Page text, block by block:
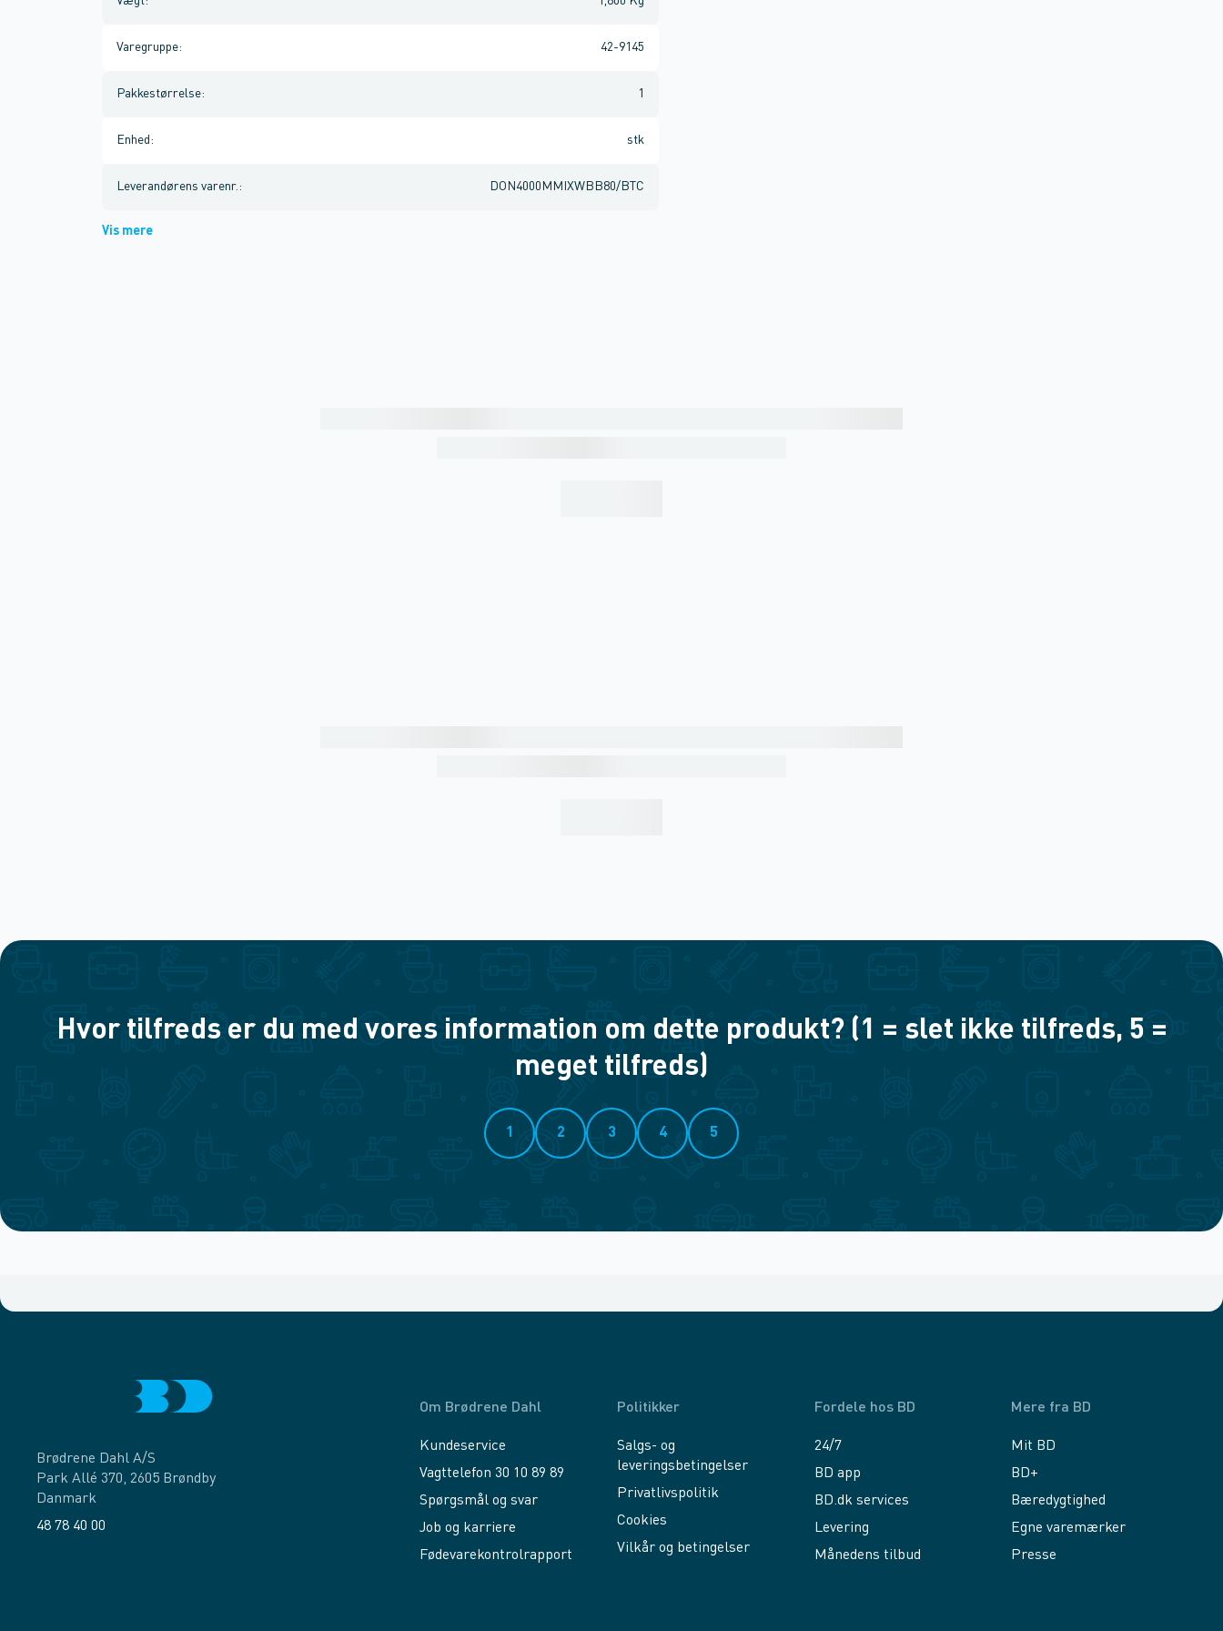
Varegruppe: 42-9145
Pakkestørrelse: 1
Enhed : stk
Leverandørens varenr. : DON4000MMIXWBB80/BTC
Vis mere
Hvor tilfreds er du med vores information om dette produkt? (1 = slet ikke tilfreds, 5 =
meget tilfreds)
1 2 3 4 5
Brødrene Dahl A/S
Park Allé 370, 2605 Brøndby
Danmark
48 78 40 00
Om Brødrene Dahl
Kundeservice
Vagttelefon 30 10 89 89
Spørgsmål og svar
Job og karriere
Fødevarekontrolrapport
Politikker
Salgs- og
leveringsbetingelser
Privatlivspolitik
Cookies
Vilkår og betingelser
Fordele hos BD
24/7
BD app
BD.dk services
Levering
Månedens tilbud
Mere fra BD
Mit BD
BD+
Bæredygtighed
Egne varemærker
Presse